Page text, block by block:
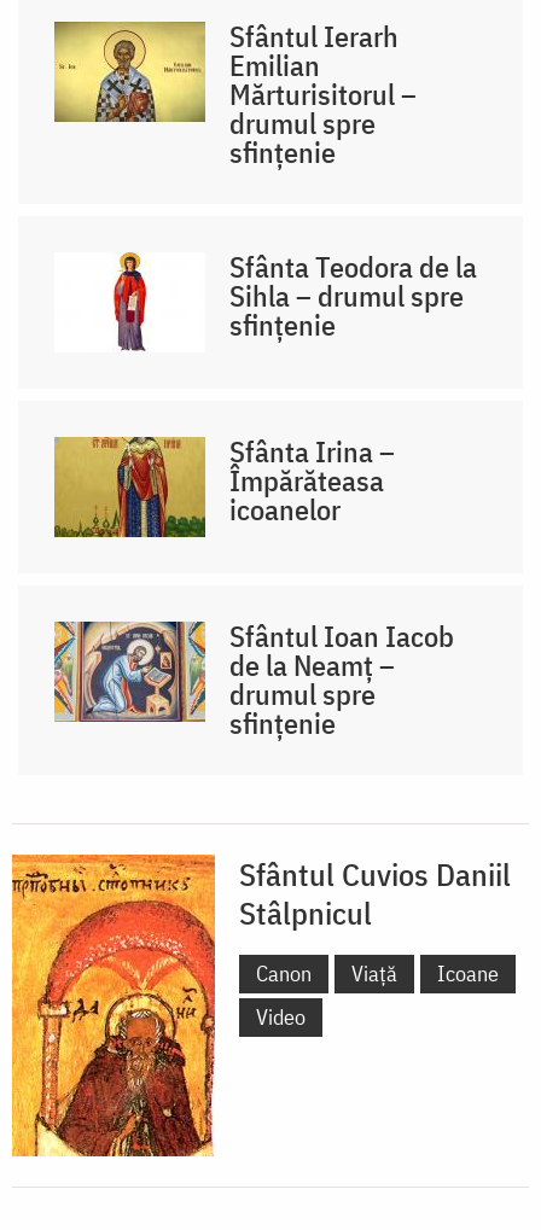
Sfântul Ierarh
Emilian
Mărturisitorul –
drumul spre
sfințenie
Sfânta Teodora de la
Sihla – drumul spre
sfințenie
Sfânta Irina –
Împărăteasa
icoanelor
Sfântul Ioan Iacob
de la Neamț –
drumul spre
sfințenie
Sfântul Cuvios Daniil
Stâlpnicul
Canon Viață
Icoane
Video